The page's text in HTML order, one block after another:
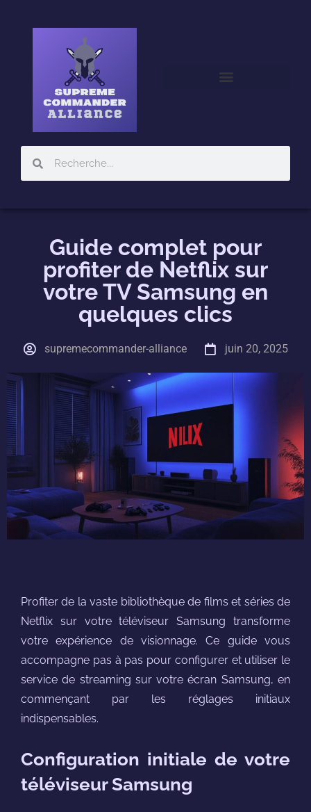
Guide complet pour
profiter de Netflix sur
votre TV Samsung en
quelques clics
supremecommander-alliance juin 20, 2025
Profiter de la vaste bibliothèque de films et séries de
Netflix sur votre téléviseur Samsung transforme
votre expérience de visionnage. Ce guide vous
accompagne pas à pas pour configurer et utiliser le
service de streaming sur votre écran Samsung, en
commençant par les réglages initiaux
indispensables.
Configuration initiale de votre
téléviseur Samsung